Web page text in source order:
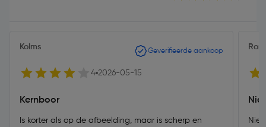
Kolms Geverifieerde aankoop
4 2026-05-15
Kernboor
Is korter als op de afbeelding, maar is scherp en